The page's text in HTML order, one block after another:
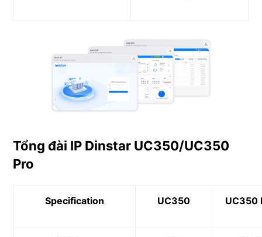
Tổng đài IP Dinstar UC350/UC350
Pro
Specification UC350 UC350